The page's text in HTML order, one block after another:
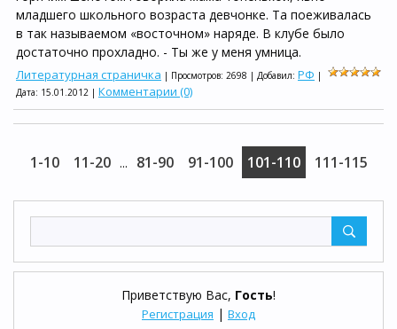
Приветствую Вас, Гость!
Регистрация | Вход
младшего школьного возраста девчонке. Та поеживалась
в так называемом «восточном» наряде. В клубе было
достаточно прохладно. - Ты же у меня умница.
Литературная страничка | Просмотров: 2698 | Добавил: РФ |
Дата: 15.01.2012 | Комментарии (0)
1-10 11-20 ... 81-90 91-100 101-110 111-115